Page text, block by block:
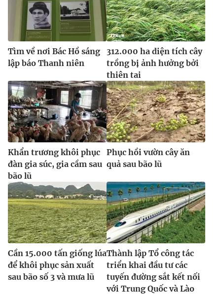
Tìm về nơi Bác Hồ sáng
lập báo Thanh niên
312.000 ha diện tích cây
trồng bị ảnh hưởng bởi
thiên tai
Khẩn trương khôi phục
đàn gia súc, gia cầm sau
bão lũ
Phục hồi vườn cây ăn
quả sau bão lũ
Cần 15.000 tấn giống lúa
để khôi phục sản xuất
sau bão số 3 và mưa lũ
Thành lập Tổ công tác
triển khai đầu tư các
tuyến đường sắt kết nối
với Trung Quốc và Lào